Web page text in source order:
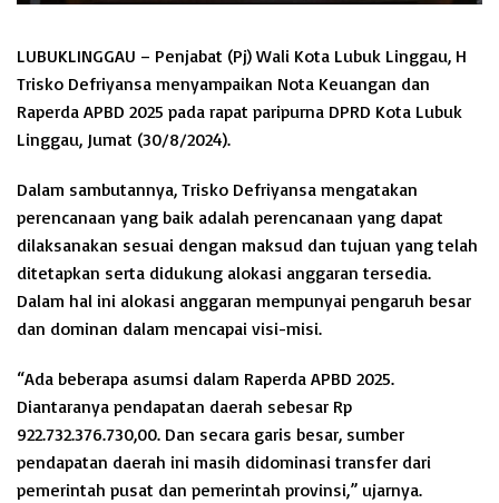
LUBUKLINGGAU – Penjabat (Pj) Wali Kota Lubuk Linggau, H
Trisko Defriyansa menyampaikan Nota Keuangan dan
Raperda APBD 2025 pada rapat paripurna DPRD Kota Lubuk
Linggau, Jumat (30/8/2024).
Dalam sambutannya, Trisko Defriyansa mengatakan
perencanaan yang baik adalah perencanaan yang dapat
dilaksanakan sesuai dengan maksud dan tujuan yang telah
ditetapkan serta didukung alokasi anggaran tersedia.
Dalam hal ini alokasi anggaran mempunyai pengaruh besar
dan dominan dalam mencapai visi-misi.
“Ada beberapa asumsi dalam Raperda APBD 2025.
Diantaranya pendapatan daerah sebesar Rp
922.732.376.730,00. Dan secara garis besar, sumber
pendapatan daerah ini masih didominasi transfer dari
pemerintah pusat dan pemerintah provinsi,” ujarnya.